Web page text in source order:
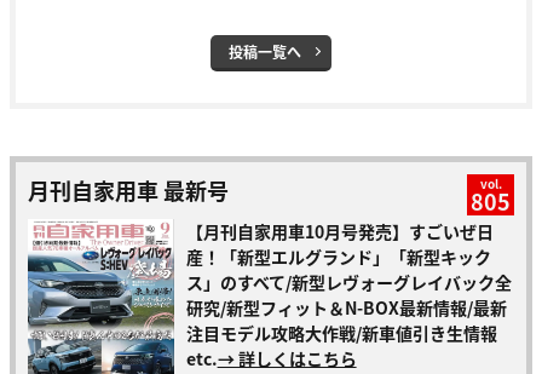
投稿一覧へ
月刊自家用車 最新号 vol.
805
【月刊自家用車10月号発売】すごいぜ日
産！「新型エルグランド」「新型キック
ス」のすべて/新型レヴォーグレイバック全
研究/新型フィット＆N-BOX最新情報/最新
注目モデル攻略大作戦/新車値引き生情報
etc.→ 詳しくはこちら